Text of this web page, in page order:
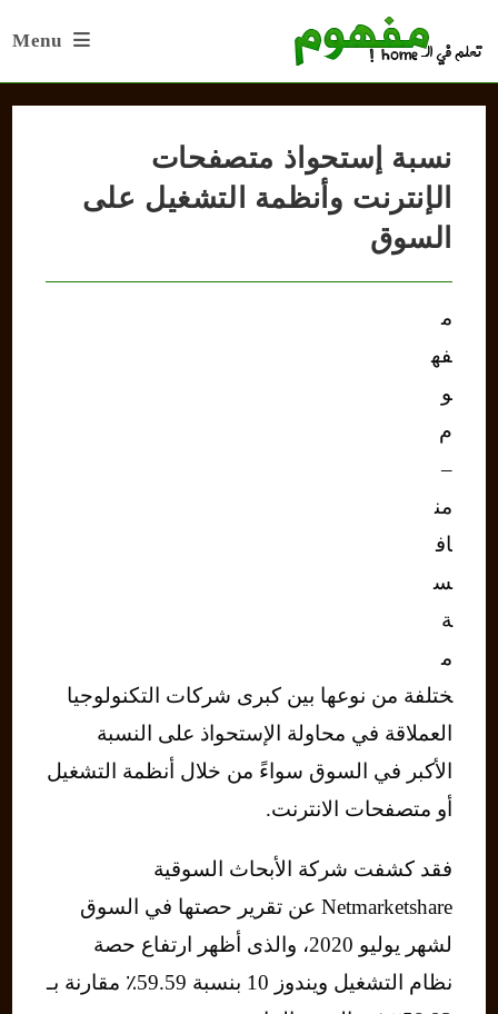
Menu
نسبة إستحواذ متصفحات
الإنترنت وأنظمة التشغيل على
السوق
م
فه
و
م
–
من
اف
س
ة
م
ختلفة من نوعها بين كبرى شركات التكنولوجيا
العملاقة في محاولة الإستحواذ على النسبة
الأكبر في السوق سواءً من خلال أنظمة التشغيل
أو متصفحات الانترنت.
فقد كشفت شركة الأبحاث السوقية
Netmarketshare عن تقرير حصتها في السوق
لشهر يوليو 2020، والذى أظهر ارتفاع حصة
نظام التشغيل ويندوز 10 بنسبة 59.59٪ مقارنة بـ